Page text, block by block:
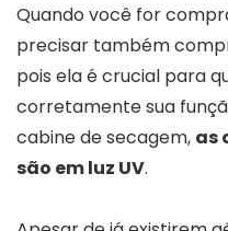
Quando você for
precisar também
pois ela é crucial para
corretamente sua
cabine de secagem, as
são em luz UV.